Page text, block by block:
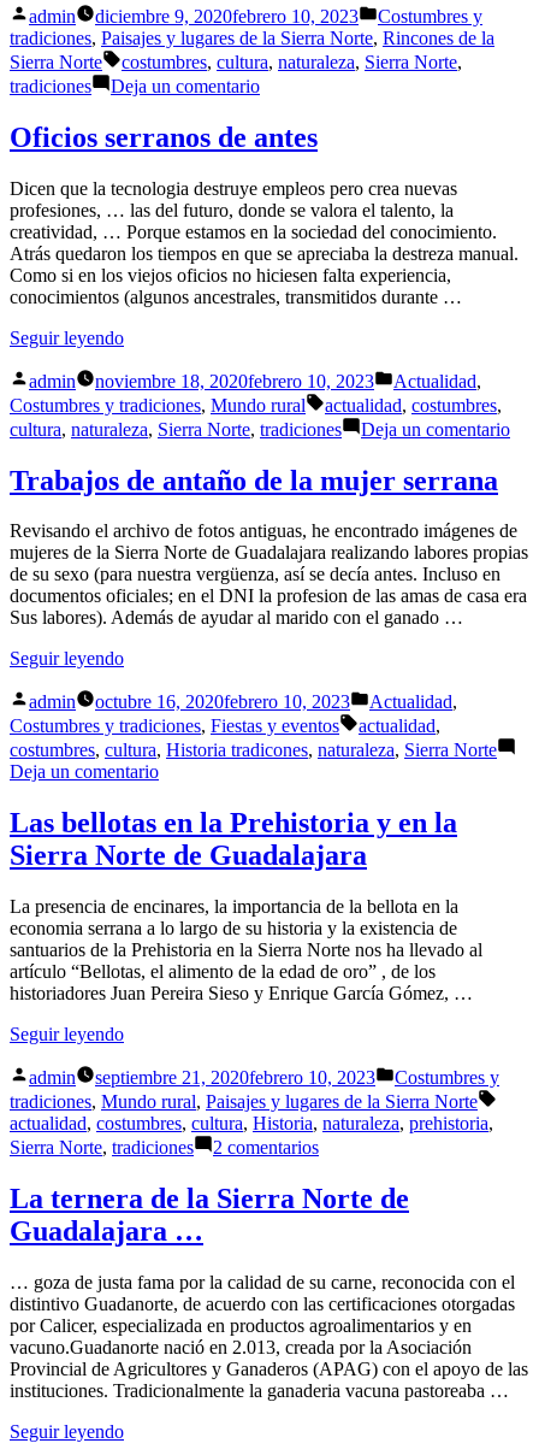
en
la
Sierra
Norte»
Publicado
por
admin diciembre 9, 2020febrero 10, 2023
Publicado
en
Costumbres y
tradiciones, Paisajes y lugares de la Sierra Norte, Rincones de la
Sierra Norte
Etiquetas:
costumbres, cultura, naturaleza, Sierra Norte,
tradiciones
Deja un comentarioen
dalla
en
Sierra
Norte
Oficios serranos de antes
Dicen que la tecnologia destruye empleos pero crea nuevas
profesiones, … las del futuro, donde se valora el talento, la
creatividad, … Porque estamos en la sociedad del conocimiento.
Atrás quedaron los tiempos en que se apreciaba la destreza manual.
Como si en los viejos oficios no hiciesen falta experiencia,
conocimientos (algunos ancestrales, transmitidos durante …
Seguir leyendo«Oficios
de
antes»
Publicado
por
admin noviembre 18, 2020febrero 10, 2023
Publicado
en
Actualidad,
Costumbres y tradiciones, Mundo rural Etiquetas:
actualidad, costumbres,
cultura, naturaleza, Sierra Norte, tradiciones Deja un comentarioen
Trabajos de antaño de la mujer serrana
Revisando el archivo de fotos antiguas, he encontrado imágenes de
mujeres de la Sierra Norte de Guadalajara realizando labores propias
de su sexo (para nuestra vergüenza, así se decía antes. Incluso en
documentos oficiales; en el DNI la profesion de las amas de casa era
Sus labores). Además de ayudar al marido con el ganado …
Seguir leyendo«Trabajos
antaño
de
la
mujer
Publicado
por
admin octubre 16, 2020febrero 10, 2023
Publicado
en
Actualidad,
Costumbres y tradiciones, Fiestas y eventos Etiquetas:
actualidad,
costumbres, cultura, Historia tradicones, naturaleza, Sierra Norte
Deja un comentarioen
de
antaño
de
mujer
serrana
Las bellotas en la Prehistoria y en la
Sierra Norte de Guadalajara
La presencia de encinares, la importancia de la bellota en la
economia serrana a lo largo de su historia y la existencia de
santuarios de la Prehistoria en la Sierra Norte nos ha llevado al
artículo “Bellotas, el alimento de la edad de oro” , de los
historiadores Juan Pereira Sieso y Enrique García Gómez, …
Seguir leyendo«Las
en
la
Prehistoria
y
en
Sierra
Norte
de
Guadalajara»
Publicado
por
admin septiembre 21, 2020febrero 10, 2023
Publicado
en
Costumbres y
tradiciones, Mundo rural, Paisajes y lugares de la Sierra Norte
actualidad, costumbres, cultura, Historia, naturaleza, prehistoria,
Sierra Norte, tradiciones 2 comentariosen
bellotas
en
en
la
Sierra
Norte
de
Guadalajara
La ternera de la Sierra Norte de
Guadalajara …
… goza de justa fama por la calidad de su carne, reconocida con el
distintivo Guadanorte, de acuerdo con las certificaciones otorgadas
por Calicer, especializada en productos agroalimentarios y en
vacuno.Guadanorte nació en 2.013, creada por la Asociación
Provincial de Agricultores y Ganaderos (APAG) con el apoyo de las
instituciones. Tradicionalmente la ganaderia vacuna pastoreaba …
Seguir leyendo«La